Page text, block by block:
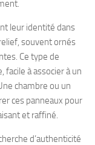
leur identité dans
souvent ornés
Ce type de
facile à associer à un
chambre ou un
ces panneaux pour
et raffiné.
d’authenticité